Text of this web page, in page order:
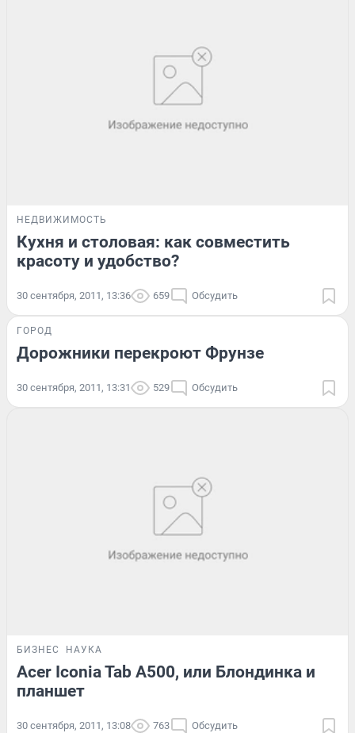
НЕДВИЖИМОСТЬ
Кухня и столовая: как совместить
красоту и удобство?
30 сентября, 2011, 13:36 659 Обсудить
ГОРОД
Дорожники перекроют Фрунзе
30 сентября, 2011, 13:31 529 Обсудить
БИЗНЕС НАУКА
Acer Iconia Tab A500, или Блондинка и
планшет
30 сентября, 2011, 13:08 763 Обсудить